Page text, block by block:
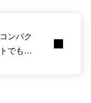
コンパク
トでも冴